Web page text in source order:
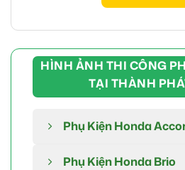
HÌNH ẢNH THI CÔNG
TẠI THÀNH
Phụ Kiện Honda
Phụ Kiện Honda Brio